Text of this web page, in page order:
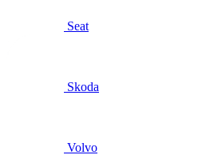
Seat
Skoda
Volvo